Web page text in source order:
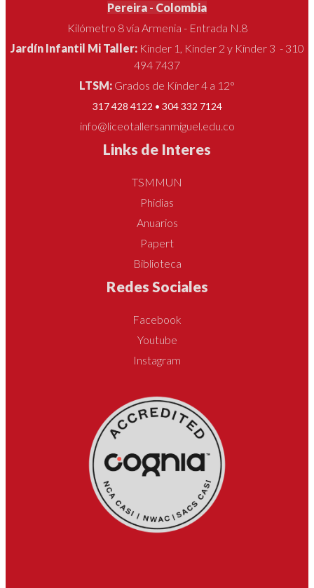
Pereira - Colombia
Kilómetro 8 vía Armenia - Entrada N.8
Jardín Infantil Mi Taller: Kínder 1, Kínder 2 y Kínder 3 - 310
494 7437
LTSM: Grados de Kínder 4 a 12°
317 428 4122 • 304 332 7124
info@liceotallersanmiguel.edu.co
Links de Interes
TSMMUN
Phidias
Anuarios
Papert
Biblioteca
Redes Sociales
Facebook
Youtube
Instagram